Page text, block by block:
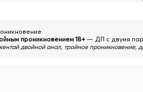
проникновением 18+ — ДП с двумя
двойной анал, тройное проникновение,